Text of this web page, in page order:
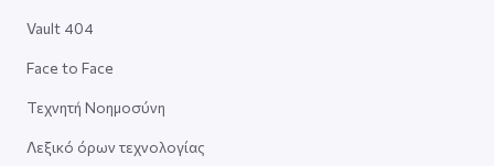
Vault 404
Face to Face
Τεχνητή Νοημοσύνη
Λεξικό όρων τεχνολογίας